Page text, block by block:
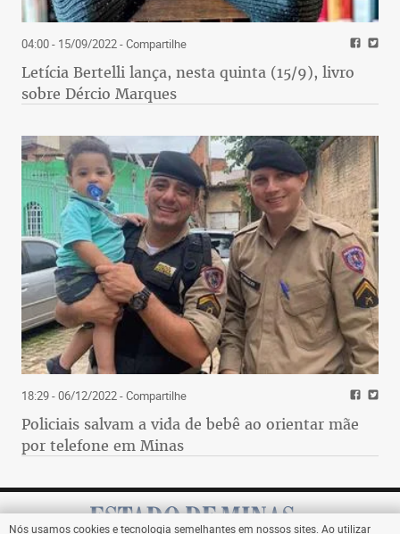
04:00 - 15/09/2022- Compartilhe
Letícia Bertelli lança, nesta quinta (15/9), livro
sobre Dércio Marques
18:29 - 06/12/2022- Compartilhe
Policiais salvam a vida de bebê ao orientar mãe
por telefone em Minas
Nós usamos cookies e tecnologia semelhantes em nossos sites. Ao utilizar